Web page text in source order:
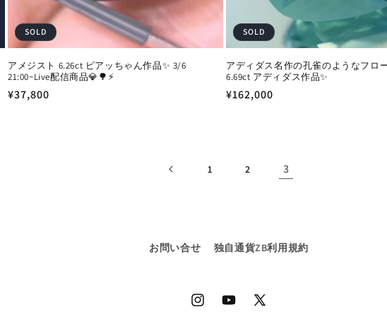
SOLD
アメジスト 6.26ct ピアッちゃん作品✨ 3/6
21:00~Live配信商品💎🌳⚡️
通
¥37,800
SOLD
アディダス名作の孔雀のようなフロ
6.69ct アディダス作品✨
通
¥162,000
1 2 3
お問い合せ 独自通貨ZB利用規約
InstagramYouTube
X